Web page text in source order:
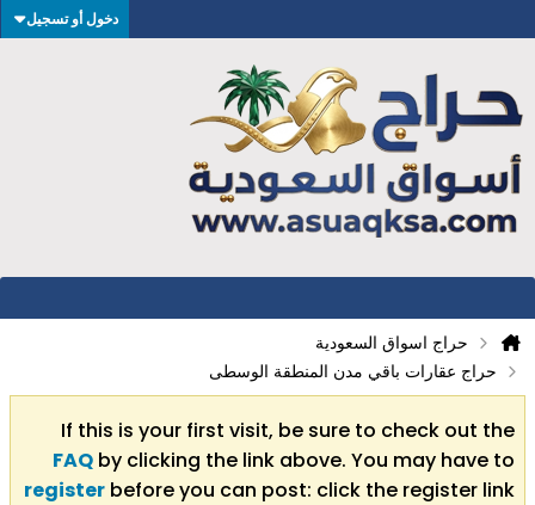
دخول أو تسجيل
حراج اسواق السعودية
حراج عقارات باقي مدن المنطقة الوسطى
If this is your first visit, be sure to check out the
FAQ by clicking the link above. You may have to
register before you can post: click the register link